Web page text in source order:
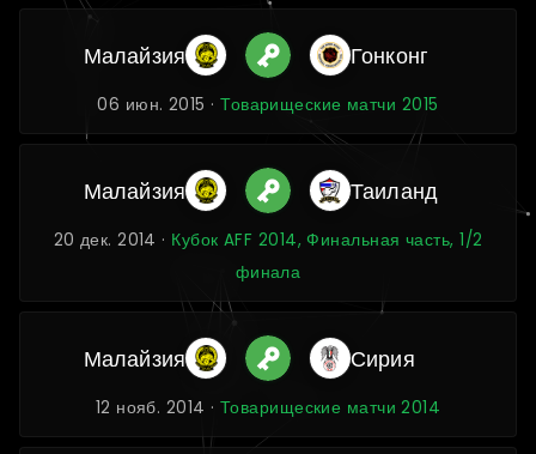
Малайзия Гонконг
06 июн. 2015 ·Товарищеские матчи 2015
Малайзия Таиланд
20 дек. 2014 · Кубок AFF 2014, Финальная часть, 1/2
финала
Малайзия Сирия
12 нояб. 2014 · Товарищеские матчи 2014